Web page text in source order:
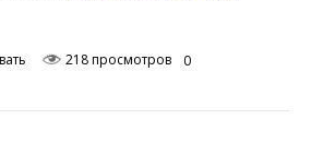
218 просмотров 0